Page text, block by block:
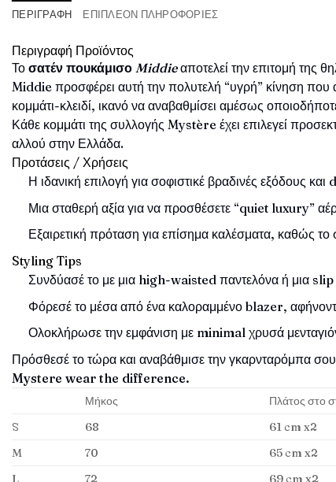
ΠΕΡΙΓΡΑΦΉ ΕΠΙΠΛΈΟΝ ΠΛΗΡΟΦΟΡΊΕΣ
Περιγραφή Προϊόντος
Το σατέν πουκάμισο Middieαποτελεί την επιτομή της
Middie προσφέρει αυτή την πολυτελή “υγρή” κίνηση που
κομμάτι-κλειδί, ικανό να αναβαθμίσει αμέσως
Κάθε κομμάτι της συλλογής Mystère έχει επιλεγεί
αλλού στην Ελλάδα.
Προτάσεις / Χρήσεις
Η ιδανική επιλογή για σοφιστικέ βραδινές εξόδους
Μια σταθερή αξία για να προσθέσετε “quiet luxury”
Εξαιρετική πρόταση για επίσημα καλέσματα, καθώς
Styling Tips
Συνδύασέ το με μια high-waisted παντελόνα ή μια
Φόρεσέ το μέσα από ένα καλοραμμένο blazer,
Ολοκλήρωσε την εμφάνιση με minimal χρυσά
Πρόσθεσέ το τώρα και αναβάθμισε την γκαρνταρόμπα
Mystere wear the difference.
Μήκος Πλάτος στο
S
68 61 cm x2
M
70 65 cm x2
L
72 69 cm x2